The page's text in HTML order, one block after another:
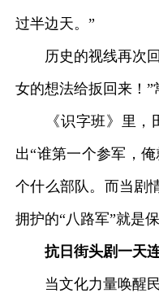
过半边天。”
历史的视线再次回
女的想法给扳回来！”
《识字班》里，田
出“谁第一个参军，
个什么部队。而当剧
拥护的“八路军”就是
抗日街头剧一天
当文化力量唤醒民